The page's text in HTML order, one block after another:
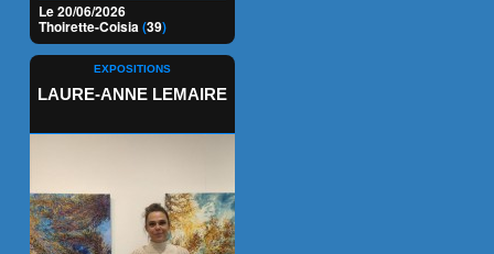
Le 20/06/2026
Thoirette-Coisia(39)
EXPOSITIONS
LAURE-ANNE LEMAIRE